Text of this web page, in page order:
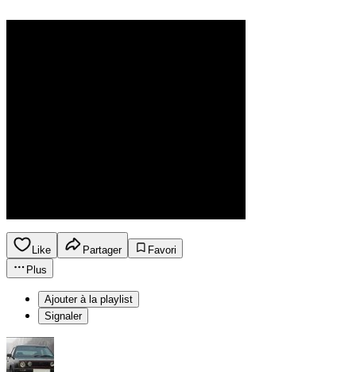
Like Partager
Favori
Plus
Ajouter à la playlist
Signaler